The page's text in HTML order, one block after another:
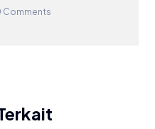
Comments